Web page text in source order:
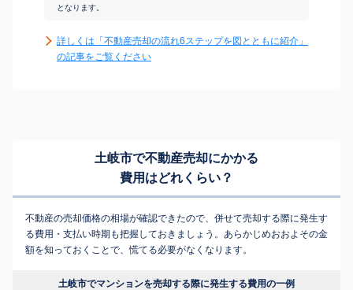
となります。
詳しくは「不動産売却の流れ6ステップを図とともに紹介」
の記事をご覧ください
土岐市で不動産売却にかかる
費用はどれくらい？
不動産の売却価格の相場が確認できたので、併せて売却する際に発生す
る費用・支払い時期も把握しておきましょう。あらかじめおおよその金
額を知っておくことで、慌てる必要がなくなります。
土岐市でマンションを売却する際に発生する費用の一例